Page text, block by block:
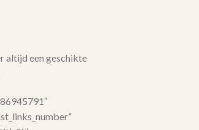
altijd een geschikte